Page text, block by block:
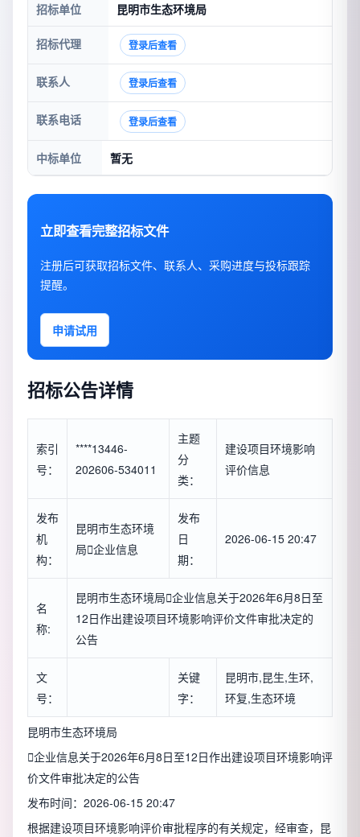
招标单位 昆明市生态环境局
招标代理 登录后查看
联系人 登录后查看
联系电话 登录后查看
中标单位 暂无
立即查看完整招标文件
注册后可获取招标文件、联系人、采购进度与投标跟踪
提醒。
申请试用
招标公告详情
索引
号：
****13446-
202606-534011
主题
分
类：
建设项目环境影响
评价信息
发布
机
构：
昆明市生态环境
局企业信息
发布
日
期：
2026-06-15 20:47
名
称:
昆明市生态环境局企业信息关于2026年6月8日至
12日作出建设项目环境影响评价文件审批决定的
公告
文
号：
关键
字：
昆明市,昆生,生环,
环复,生态环境
昆明市生态环境局
企业信息关于2026年6月8日至12日作出建设项目环境影响评
价文件审批决定的公告
发布时间：2026-06-15 20:47
根据建设项目环境影响评价审批程序的有关规定，经审查，昆